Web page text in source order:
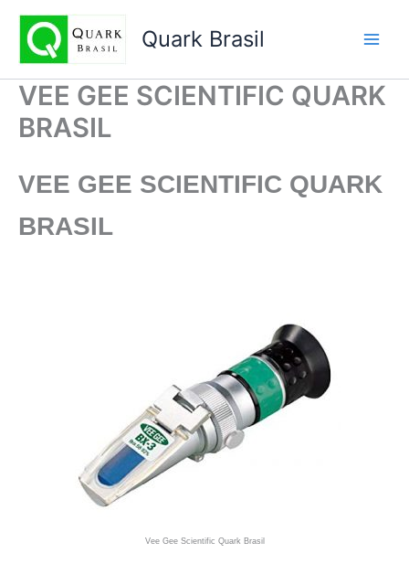
conteúdo
Quark Brasil
VEE GEE SCIENTIFIC QUARK
BRASIL
VEE GEE SCIENTIFIC QUARK
BRASIL
Vee Gee Scientific Quark Brasil